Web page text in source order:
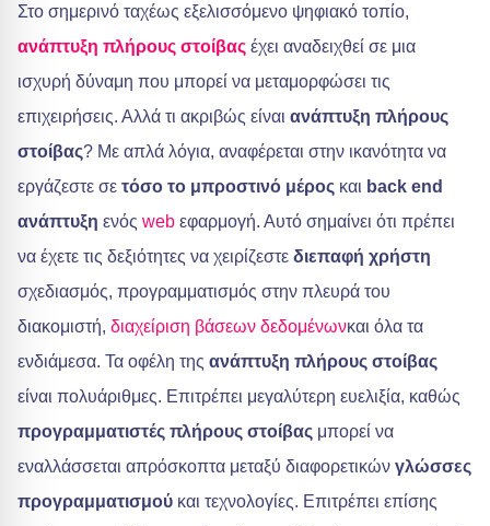
Στο σημερινό ταχέως εξελισσόμενο ψηφιακό τοπίο,
ανάπτυξη πλήρους στοίβας έχει αναδειχθεί σε μια
ισχυρή δύναμη που μπορεί να μεταμορφώσει τις
επιχειρήσεις. Αλλά τι ακριβώς είναι ανάπτυξη πλήρους
στοίβας? Με απλά λόγια, αναφέρεται στην ικανότητα να
εργάζεστε σε τόσο το μπροστινό μέρος και back end
ανάπτυξη ενός web εφαρμογή. Αυτό σημαίνει ότι πρέπει
να έχετε τις δεξιότητες να χειρίζεστε διεπαφή χρήστη
σχεδιασμός, προγραμματισμός στην πλευρά του
διακομιστή, διαχείριση βάσεων δεδομένωνκαι όλα τα
ενδιάμεσα. Τα οφέλη της ανάπτυξη πλήρους στοίβας
είναι πολυάριθμες. Επιτρέπει μεγαλύτερη ευελιξία, καθώς
προγραμματιστές πλήρους στοίβας μπορεί να
εναλλάσσεται απρόσκοπτα μεταξύ διαφορετικών γλώσσες
προγραμματισμού και τεχνολογίες. Επιτρέπει επίσης